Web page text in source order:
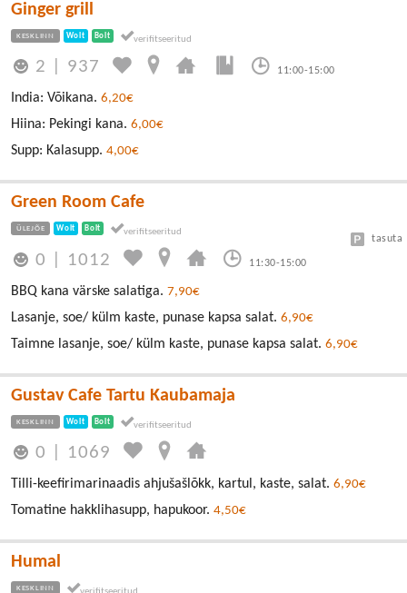
Ginger grill
KESKLINN Wolt Bolt
2 937 11:00-15:00
India: Võikana. 6,20€
Hiina: Pekingi kana. 6,00€
Supp: Kalasupp. 4,00€
Green Room Cafe
ÜLEJÕE Wolt Bolt
0 1012 11:30-15:00
tasuta
BBQ kana värske salatiga. 7,90€
Lasanje, soe/ külm kaste, punase kapsa salat. 6,90€
Taimne lasanje, soe/ külm kaste, punase kapsa salat. 6,90€
Gustav Cafe Tartu Kaubamaja
KESKLINN Wolt Bolt
0 1069
Tilli-keefirimarinaadis ahjušašlõkk, kartul, kaste, salat. 6,90€
Tomatine hakklihasupp, hapukoor. 4,50€
Humal
KESKLINN